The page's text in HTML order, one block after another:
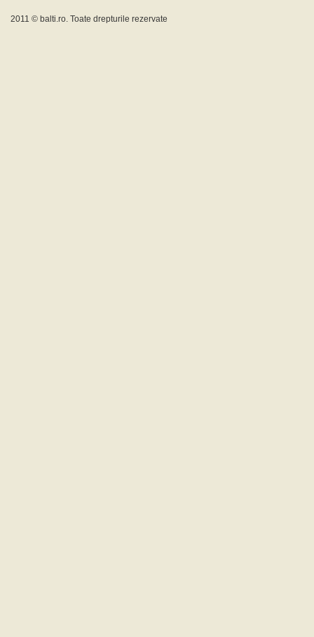
2011 © balti.ro. Toate drepturile rezervate